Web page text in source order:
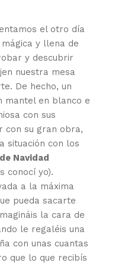
el otro día
y llena de
y descubrir
nuestra mesa
De hecho, un
mantel en blanco e
con sus
con su gran obra,
situación con los
Navidad
conocí yo).
a la máxima
pueda sacarte
la cara de
le regaléis una
con unas cuantas
que lo que recibís